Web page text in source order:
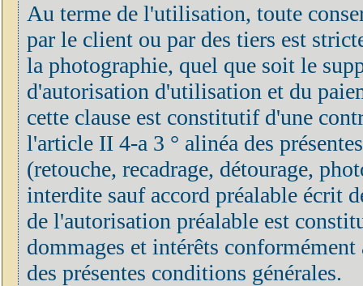
Au terme de l'utilisation, toute
par le client ou par des tiers est
la photographie, quel que soit le
d'autorisation d'utilisation et du
cette clause est constitutif d'une
l'article II 4-a 3 ° alinéa des
(retouche, recadrage, détourage,
interdite sauf accord préalable écrit
de l'autorisation préalable est
dommages et intérêts
des présentes conditions générales.